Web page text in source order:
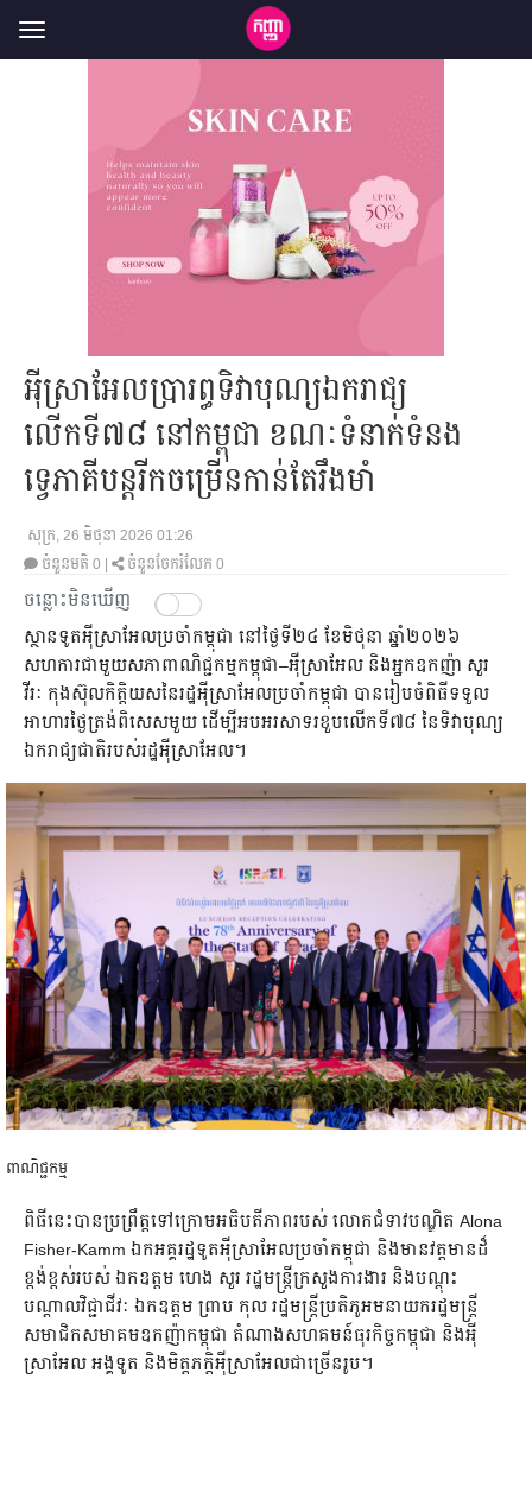
Toggle
navigation
អុីស្រាអែលប្រារព្ធទិវាបុណ្យឯករាជ្យ
លើកទី៧៨ នៅកម្ពុជា ខណៈទំនាក់ទំនង
ទ្វេភាគីបន្តរីកចម្រើនកាន់តែរឹងមាំ
សុក្រ, 26 មិថុនា 2026 01:26
ចំនួនមតិ 0 ចំនួនចែករំលែក 0
ចន្លោះមិនឃើញ
ស្ថានទូតអុីស្រាអែលប្រចាំកម្ពុជា នៅថ្ងៃទី២៤ ខែមិថុនា ឆ្នាំ២០២៦
សហការជាមួយសភាពាណិជ្ជកម្មកម្ពុជា–អុីស្រាអែល និងអ្នកឧកញ៉ា សួរ
វីរៈ កុងស៊ុលកិត្តិយសនៃរដ្ឋអុីស្រាអែលប្រចាំកម្ពុជា បានរៀបចំពិធីទទួល
អាហារថ្ងៃត្រង់ពិសេសមួយ ដើម្បីអបអរសាទរខួបលើកទី៧៨ នៃទិវាបុណ្យ
ឯករាជ្យជាតិរបស់រដ្ឋអុីស្រាអែល។
ពាណិជ្ជកម្ម
ពិធីនេះបានប្រព្រឹត្តទៅក្រោមអធិបតីភាពរបស់ លោកជំទាវបណ្ឌិត Alona
Fisher-Kamm ឯកអគ្គរដ្ឋទូតអុីស្រាអែលប្រចាំកម្ពុជា និងមានវត្តមានដ៏
ខ្ពង់ខ្ពស់របស់ ឯកឧត្តម ហេង សួរ រដ្ឋមន្ត្រីក្រសួងការងារ និងបណ្តុះ
បណ្តាលវិជ្ជាជីវៈ ឯកឧត្តម ព្រាប កុល រដ្ឋមន្ត្រីប្រតិភូអមនាយករដ្ឋមន្ត្រី
សមាជិកសមាគមឧកញ៉ាកម្ពុជា តំណាងសហគមន៍ធុរកិច្ចកម្ពុជា និងអុី
ស្រាអែល អង្គទូត និងមិត្តភក្តិអុីស្រាអែលជាច្រើនរូប។